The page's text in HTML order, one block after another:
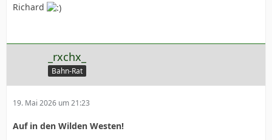
Richard
_rxchx_
Bahn-Rat
19. Mai 2026 um 21:23
Auf in den Wilden Westen!